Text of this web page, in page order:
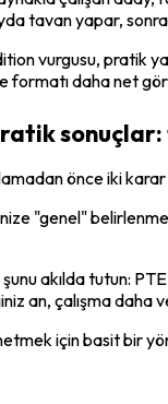
tavan yapar, sonra
vurgusu, pratik
formatı daha net
önce iki
"genel"
akılda tutun:
an, çalışma daha
için basit